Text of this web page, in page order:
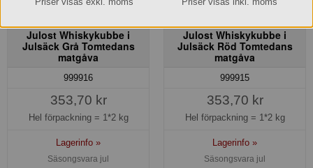
Julost Whiskykubbe i
Julsäck Grå Tomtedans
matgåva
999916
353,70 kr
Hel förpackning = 1*2 kg
Lagerinfo »
Säsongsvara jul
Julost Whiskykubbe i
Julsäck Röd Tomtedans
matgåva
999915
353,70 kr
Hel förpackning = 1*2 kg
Lagerinfo »
Säsongsvara jul